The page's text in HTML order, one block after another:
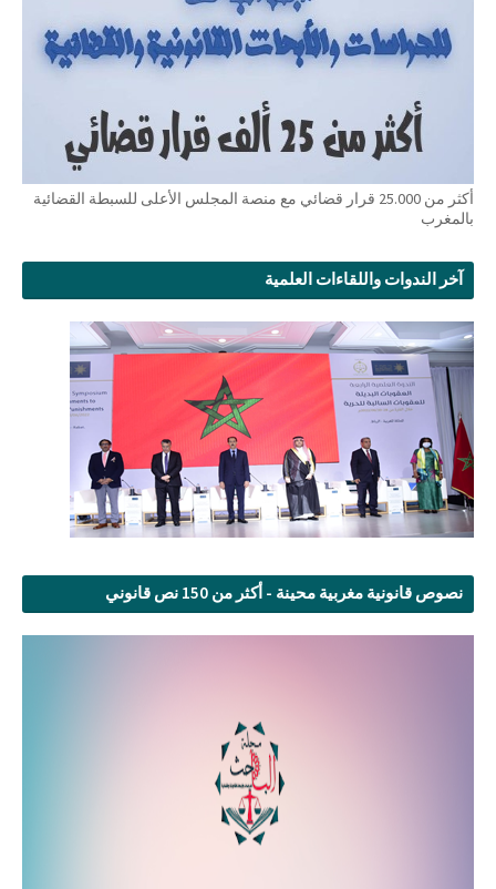
أكثر من 25.000 قرار قضائي مع منصة المجلس الأعلى للسبطة القضائية
بالمغرب
آخر الندوات واللقاءات العلمية
نصوص قانونية مغربية محينة - أكثر من 150 نص قانوني